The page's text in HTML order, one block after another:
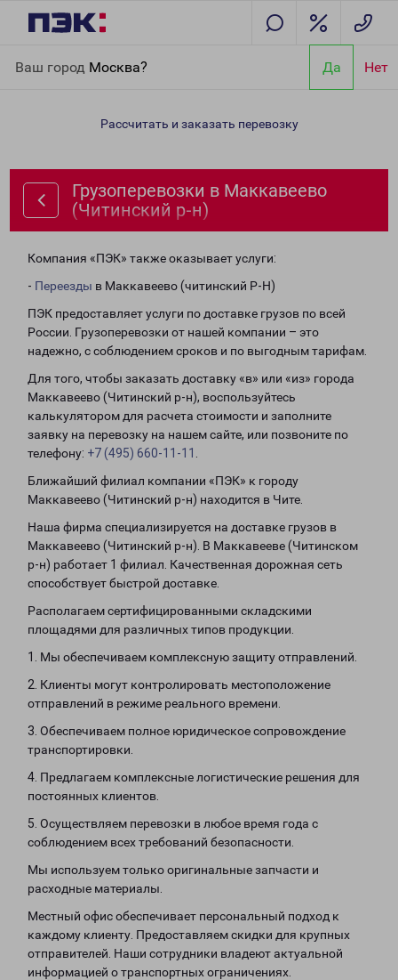
Ваш город Москва? Да Нет
(Читинский р-н)
Рассчитать и заказать перевозку
Грузоперевозки в Маккавеево
(Читинский р-н)
Компания «ПЭК» также оказывает услуги:
- Переезды в Маккавеево (читинский Р-Н)
ПЭК предоставляет услуги по доставке грузов по всей
России. Грузоперевозки от нашей компании – это
надежно, с соблюдением сроков и по выгодным тарифам.
Для того, чтобы заказать доставку «в» или «из» города
Маккавеево (Читинский р-н), воспользуйтесь
калькулятором для расчета стоимости и заполните
заявку на перевозку на нашем сайте, или позвоните по
телефону: +7 (495) 660-11-11
Ближайший филиал компании «ПЭК» к городу
Маккавеево (Читинский р-н) находится в Чите.
Наша фирма специализируется на доставке грузов в
Маккавеево (Читинский р-н). В Маккавееве (Читинском
р-н) работает 1 филиал. Качественная дорожная сеть
способствует быстрой доставке.
Располагаем сертифицированными складскими
площадями для различных типов продукции.
1. Мы обеспечиваем комплексную защиту отправлений.
2. Клиенты могут контролировать местоположение
отправлений в режиме реального времени.
3. Обеспечиваем полное юридическое сопровождение
транспортировки.
4. Предлагаем комплексные логистические решения для
постоянных клиентов.
5. Осуществляем перевозки в любое время года с
соблюдением всех требований безопасности.
Мы используем только оригинальные запчасти и
расходные материалы.
Местный офис обеспечивает персональный подход к
каждому клиенту. Предоставляем скидки для крупных
отправителей. Наши сотрудники владеют актуальной
информацией о транспортных ограничениях.